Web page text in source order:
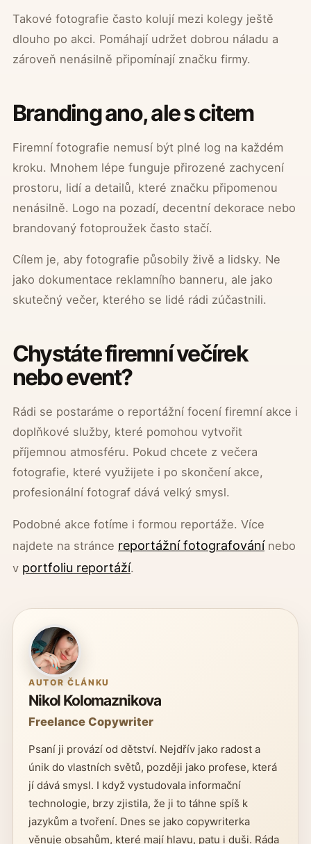
Takové fotografie často kolují mezi kolegy ještě
dlouho po akci. Pomáhají udržet dobrou náladu a
zároveň nenásilně připomínají značku firmy.
Branding ano, ale s citem
Firemní fotografie nemusí být plné log na každém
kroku. Mnohem lépe funguje přirozené zachycení
prostoru, lidí a detailů, které značku připomenou
nenásilně. Logo na pozadí, decentní dekorace nebo
brandovaný fotoproužek často stačí.
Cílem je, aby fotografie působily živě a lidsky. Ne
jako dokumentace reklamního banneru, ale jako
skutečný večer, kterého se lidé rádi zúčastnili.
Chystáte firemní večírek
nebo event?
Rádi se postaráme o reportážní focení firemní akce i
doplňkové služby, které pomohou vytvořit
příjemnou atmosféru. Pokud chcete z večera
fotografie, které využijete i po skončení akce,
profesionální fotograf dává velký smysl.
Podobné akce fotíme i formou reportáže. Více
najdete na stránce reportážní fotografovánínebo
v portfoliu reportáží.
AUTOR ČLÁNKU
Nikol Kolomaznikova
Freelance Copywriter
Psaní ji provází od dětství. Nejdřív jako radost a
únik do vlastních světů, později jako profese, která
jí dává smysl. I když vystudovala informační
technologie, brzy zjistila, že ji to táhne spíš k
jazykům a tvoření. Dnes se jako copywriterka
věnuje obsahům, které mají hlavu, patu i duši. Ráda